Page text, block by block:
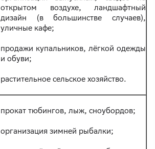
открытом воздухе, ландшафтный
дизайн (в большинстве случаев),
уличные кафе;
продажи купальников, лёгкой одежды
и обуви;
растительное сельское хозяйство.
прокат тюбингов, лыж, сноубордов;
организация зимней рыбалки;